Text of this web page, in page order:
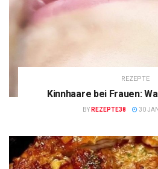
REZEPTE
Kinnhaare bei Frauen:
BY REZEPTE38 30